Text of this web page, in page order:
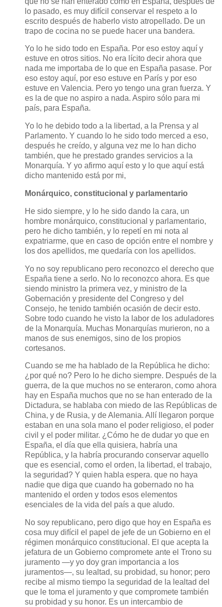
lo pasado, es muy difícil conservar el respeto a lo
escrito después de haberlo visto atropellado. De un
trapo de cocina no se puede hacer una bandera.
Yo lo he sido todo en España. Por eso estoy aquí y
estuve en otros sitios. No era lícito decir ahora que
nada me importaba de lo que en España pasase. Por
eso estoy aquí, por eso estuve en París y por eso
estuve en Valencia. Pero yo tengo una gran fuerza. Y
es la de que no aspiro a nada. Aspiro sólo para mi
país, para España.
Yo lo he debido todo a la libertad, a la Prensa y al
Parlamento. Y cuando lo he sido todo merced a eso,
después he creído, y alguna vez me lo han dicho
también, que he prestado grandes servicios a la
Monarquía. Y yo afirmo aquí esto y lo que aquí está
dicho mantenido está por mi,
Monárquico, constitucional y parlamentario
He sido siempre, y lo he sido dando la cara, un
hombre monárquico, constitucional y parlamentario,
pero he dicho también, y lo repetí en mi nota al
expatriarme, que en caso de opción entre el nombre y
los dos apellidos, me quedaría con los apellidos.
Yo no soy republicano pero reconozco el derecho que
España tiene a serlo. No lo reconozco ahora. Es que
siendo ministro la primera vez, y ministro de la
Gobernación y presidente del Congreso y del
Consejo, he tenido también ocasión de decir esto.
Sobre todo cuando he visto la labor de los aduladores
de la Monarquía. Muchas Monarquías murieron, no a
manos de sus enemigos, sino de los propios
cortesanos.
Cuando se me ha hablado de la República he dicho:
¿por qué no? Pero lo he dicho siempre. Después de la
guerra, de la que muchos no se enteraron, como ahora
hay en España muchos que no se han enterado de la
Dictadura, se hablaba con miedo de las Repúblicas de
China, y de Rusia, y de Alemania. Allí llegaron porque
estaban en una sola mano el poder religioso, el poder
civil y el poder militar. ¿Cómo he de dudar yo que en
España, el día que ella quisiera, habría una
República, y la habría procurando conservar aquello
que es esencial, como el orden, la libertad, el trabajo,
la seguridad? Y quien habla espera. que no haya
nadie que diga que cuando ha gobernado no ha
mantenido el orden y todos esos elementos
esenciales de la vida del país a que aludo.
No soy republicano, pero digo que hoy en España es
cosa muy difícil el papel de jefe de un Gobierno en el
régimen monárquico constitucional . El que acepta la
jefatura de un Gobierno compromete ante el Trono su
juramento —y yo doy gran importancia a los
juramentos—, su lealtad, su probidad, su honor; pero
recibe al mismo tiempo la seguridad de la lealtad del
que le toma el juramento y que compromete también
su probidad y su honor. Es un intercambio de